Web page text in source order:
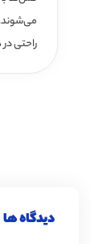
می‌شوند.
راحتی
دیدگاه ها